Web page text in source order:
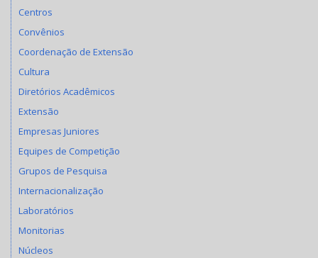
Centros
Convênios
Coordenação de Extensão
Cultura
Diretórios Acadêmicos
Extensão
Empresas Juniores
Equipes de Competição
Grupos de Pesquisa
Internacionalização
Laboratórios
Monitorias
Núcleos